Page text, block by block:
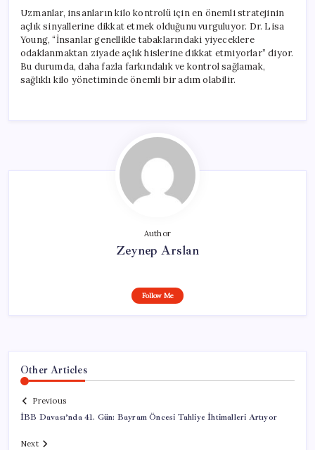
Uzmanlar, insanların kilo kontrolü için en önemli stratejinin
açlık sinyallerine dikkat etmek olduğunu vurguluyor. Dr. Lisa
Young, “İnsanlar genellikle tabaklarındaki yiyeceklere
odaklanmaktan ziyade açlık hislerine dikkat etmiyorlar” diyor.
Bu durumda, daha fazla farkındalık ve kontrol sağlamak,
sağlıklı kilo yönetiminde önemli bir adım olabilir.
Author
Zeynep Arslan
Follow Me
Other Articles
Previous
İBB Davası’nda 41. Gün: Bayram Öncesi Tahliye İhtimalleri Artıyor
Next